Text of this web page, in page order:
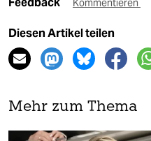
Kommentieren
Diesen Artikel teilen
Mehr zum Thema